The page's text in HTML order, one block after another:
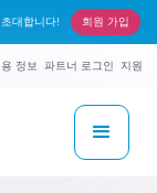
대합니다! 회원 가입
정보 파트너 로그인 지원